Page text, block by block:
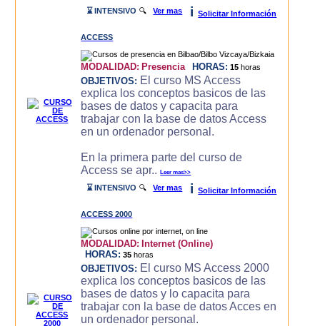
⌛ INTENSIVO 🔍Ver mas i Solicitar Información
ACCESS
MODALIDAD: Presencia HORAS: 15 horas
OBJETIVOS: El curso MS Access
explica los conceptos basicos de las
bases de datos y capacita para
trabajar con la base de datos Access
en un ordenador personal.
En la primera parte del curso de
Access se apr..Leer mas>>
⌛ INTENSIVO 🔍Ver mas i Solicitar Información
ACCESS 2000
MODALIDAD: Internet (Online)
HORAS: 35 horas
OBJETIVOS: El curso MS Access 2000
explica los conceptos basicos de las
bases de datos y lo capacita para
trabajar con la base de datos Acces en
un ordenador personal.